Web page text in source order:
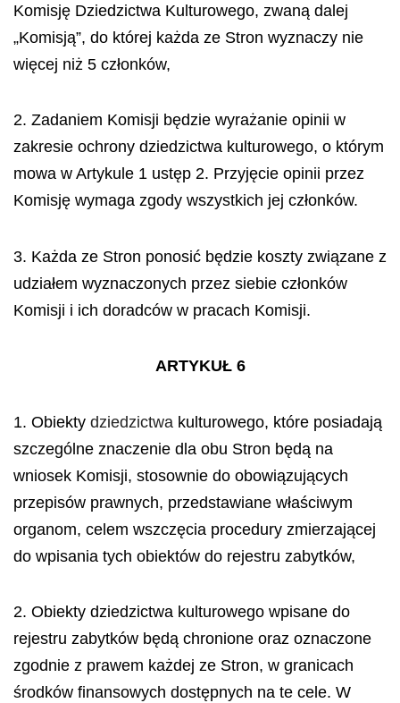
Komisję Dziedzictwa Kulturowego, zwaną dalej
„Komisją”, do której każda ze Stron wyznaczy nie
więcej niż 5 członków,
2. Zadaniem Komisji będzie wyrażanie opinii w
zakresie ochrony dziedzictwa kulturowego, o którym
mowa w Artykule 1 ustęp 2. Przyjęcie opinii przez
Komisję wymaga zgody wszystkich jej członków.
3. Każda ze Stron ponosić będzie koszty związane z
udziałem wyznaczonych przez siebie członków
Komisji i ich doradców w pracach Komisji.
ARTYKUŁ 6
1. Obiekty dziedzictwa kulturowego, które posiadają
szczególne znaczenie dla obu Stron będą na
wniosek Komisji, stosownie do obowiązujących
przepisów prawnych, przedstawiane właściwym
organom, celem wszczęcia procedury zmierzającej
do wpisania tych obiektów do rejestru zabytków,
2. Obiekty dziedzictwa kulturowego wpisane do
rejestru zabytków będą chronione oraz oznaczone
zgodnie z prawem każdej ze Stron, w granicach
środków finansowych dostępnych na te cele. W